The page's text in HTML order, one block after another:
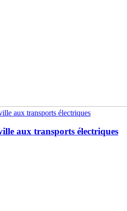
aux transports électriques
aux transports électriques